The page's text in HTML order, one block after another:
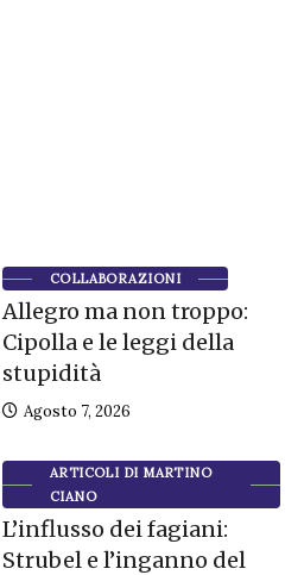
COLLABORAZIONI
Allegro ma non troppo:
Cipolla e le leggi della
stupidità
Agosto 7, 2026
ARTICOLI DI MARTINO
CIANO
L’influsso dei fagiani:
Strubel e l’inganno del